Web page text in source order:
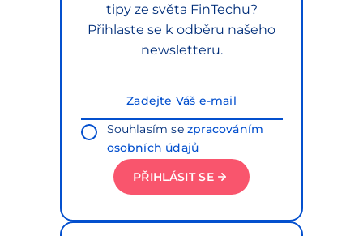
tipy ze světa FinTechu?
Přihlaste se k odběru našeho
newsletteru.
Souhlasím sezpracováním
osobních údajů
PŘIHLÁSIT SE